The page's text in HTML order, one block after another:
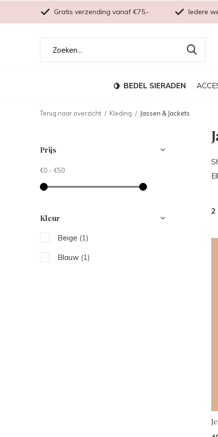
BEDEL SIERADEN
Gratis verzending vanaf €75,- Iedere
Terug naar overzicht Kleding Jassen & Jackets
2
Prijs
€0 - €50
Kleur
Beige (1)
Blauw (1)